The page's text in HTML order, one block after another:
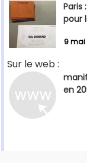
Paris
pour
9 mai
Sur le web :
en